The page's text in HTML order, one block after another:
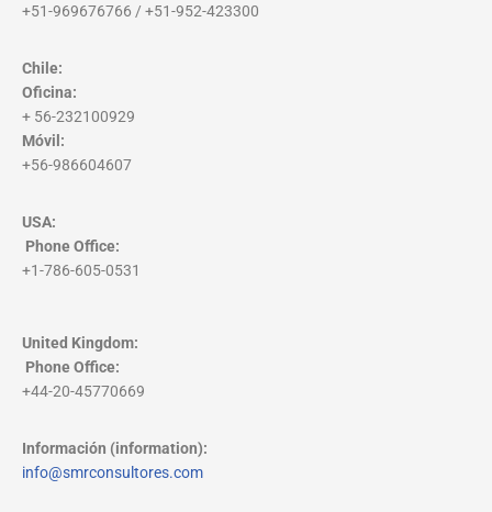
+51-969676766 / +51-952-423300
Chile:
Oficina:
+ 56-232100929
Móvil:
+56-986604607
USA:
Phone Office:
+1-786-605-0531
United Kingdom:
Phone Office:
+44-20-45770669
Información (information):
info@smrconsultores.com